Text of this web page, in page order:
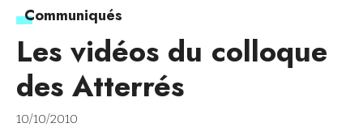
Communiqués
Les vidéos du colloque
des Atterrés
10/10/2010